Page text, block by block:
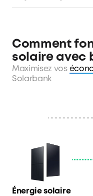
Comment
solaire avec
Maximisez vos
Solarbank
Énergie solaire